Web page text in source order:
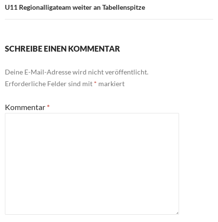
U11 Regionalligateam weiter an Tabellenspitze
SCHREIBE EINEN KOMMENTAR
Deine E-Mail-Adresse wird nicht veröffentlicht.
Erforderliche Felder sind mit * markiert
Kommentar *